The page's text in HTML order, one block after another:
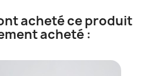
acheté ce produit
acheté :